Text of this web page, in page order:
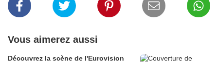
Vous aimerez aussi
Découvrez la scène de l'Eurovision